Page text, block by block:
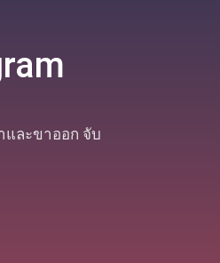
ละขาออก จับ